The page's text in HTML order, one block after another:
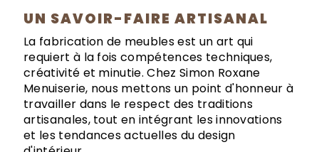
UN SAVOIR-FAIRE ARTISANAL
La fabrication de meubles est un art qui
requiert à la fois compétences techniques,
créativité et minutie. Chez Simon Roxane
Menuiserie, nous mettons un point d'honneur à
travailler dans le respect des traditions
artisanales, tout en intégrant les innovations
et les tendances actuelles du design